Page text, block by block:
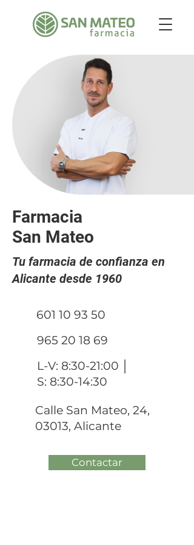
Farmacia
San Mateo
Tu farmacia de confianza en
Alicante desde 1960
601 10 93 50
965 20 18 69
L-V: 8:30-21:00 │
S: 8:30-14:30
Calle San Mateo, 24,
03013, Alicante
Contactar